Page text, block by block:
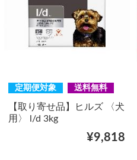
定期便対象 送料無料
【取り寄せ品】ヒルズ 〈犬
用〉 l/d 3kg
¥9,818